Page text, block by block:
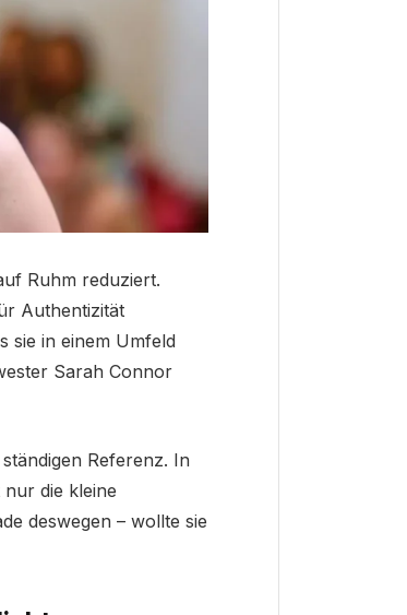
Ruhm reduziert.
Authentizität
sie in einem Umfeld
Sarah Connor
Referenz. In
die kleine
deswegen – wollte sie